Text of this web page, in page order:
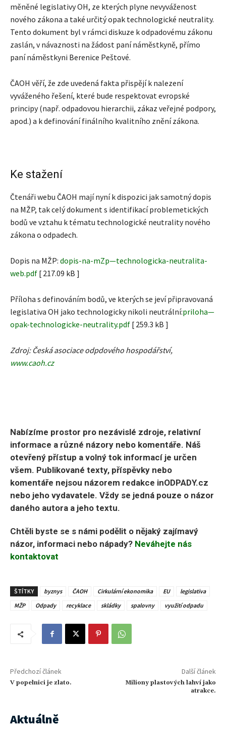
měněné legislativy OH, ze kterých plyne nevyváženost
nového zákona a také určitý opak technologické neutrality.
Tento dokument byl v rámci diskuze k odpadovému zákonu
zaslán, v návaznosti na žádost paní náměstkyně, přímo
paní náměstkyni Berenice Peštové.
ČAOH věří, že zde uvedená fakta přispějí k nalezení
vyváženého řešení, které bude respektovat evropské
principy (např. odpadovou hierarchii, zákaz veřejné podpory,
apod.) a k definování finálního kvalitního znění zákona.
Ke stažení
Čtenáři webu ČAOH mají nyní k dispozici jak samotný dopis
na MŽP, tak celý dokument s identifikací problemetických
bodů ve vztahu k tématu technologické neutrality nového
zákona o odpadech.
Dopis na MŽP: dopis-na-mZp—technologicka-neutralita-
web.pdf [ 217.09 kB ]
Příloha s definováním bodů, ve kterých se jeví připravovaná
legislativa OH jako technologicky nikoli neutrální:priloha—
opak-technologicke-neutrality.pdf [ 259.3 kB ]
Zdroj: Česká asociace odpdového hospodářství,
www.caoh.cz
Nabízíme prostor pro nezávislé zdroje, relativní
informace a různé názory nebo komentáře. Náš
otevřený přístup a volný tok informací je určen
všem. Publikované texty, příspěvky nebo
komentáře nejsou názorem redakce inODPADY.cz
nebo jeho vydavatele. Vždy se jedná pouze o názor
daného autora a jeho textu.
Chtěli byste se s námi podělit o nějaký zajímavý
názor, informaci nebo nápady? Neváhejte nás
kontaktovat
ŠTÍTKY byznys ČAOH Cirkulární ekonomika EU
legislativa
MŽP
Odpady recyklace skládky spalovny využití odpadu
Předchozí článek
V popelnici je zlato.
Další článek
Miliony plastových lahví jako
atrakce.
Aktuálně